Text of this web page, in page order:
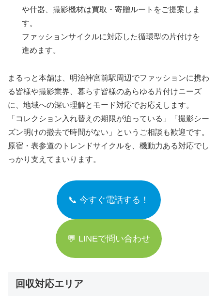
や什器、撮影機材は買取・寄贈ルートをご提案しま
す。
ファッションサイクルに対応した循環型の片付けを
進めます。
まるっと本舗は、明治神宮前駅周辺でファッションに携わ
る皆様や撮影業界、暮らす皆様のあらゆる片付けニーズ
に、地域への深い理解とモード対応でお応えします。
「コレクション入れ替えの期限が迫っている」「撮影シー
ズン明けの撤去で時間がない」というご相談も歓迎です。
原宿・表参道のトレンドサイクルを、機動力ある対応でし
っかり支えてまいります。
📞 今すぐ電話する！
💬 LINEで問い合わせ
回収対応エリア